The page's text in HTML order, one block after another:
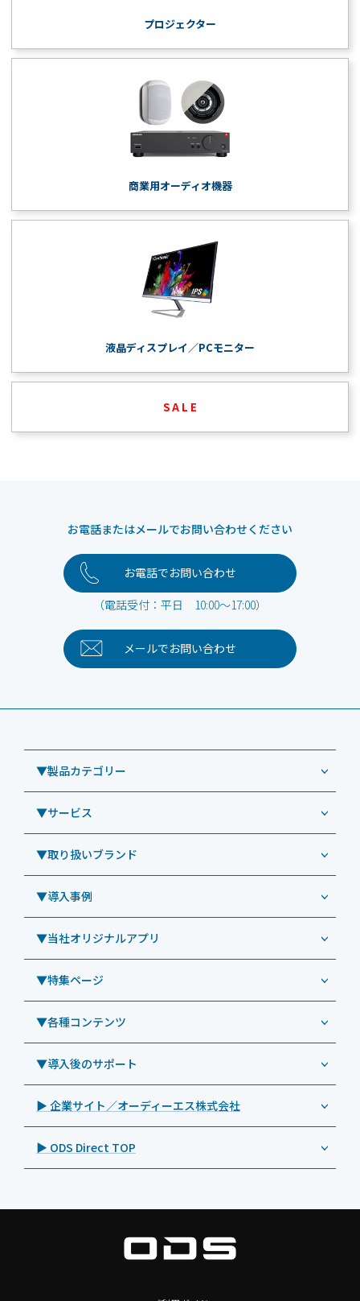
プロジェクター
商業用オーディオ機器
液晶ディスプレイ／PCモニター
S A L E
お電話またはメールでお問い合わせください
お電話でお問い合わせ
（電話受付：平日 10:00～17:00）
メールでお問い合わせ
▼製品カテゴリー
業務用タブレット
Windowsタブレット TW2A-NF9LTA
Windowsタブレット TW2A-N9LTA
Windowsタブレット TW2A-N9LT
Windowsタブレット TW2A-E9LT
Androidタブレット TA2C-NF8
Androidタブレット TA2C-NF8BL
Androidタブレット TA2C-CS8
Androidタブレット TA2C-CS8BL
Androidタブレット TA2C-DR94G
Androidタブレット TA2C-M8AC
Androidタブレット TA2C-M8
デジタルホワイトボード／電子黒板
▼サービス
コールセンター
CRMシステム「カイゼンコール」
リペアサービス
教育機関向けiPad修理パック
社内ヘルプデスク代行サービス
教育機関向けiPad管理運用パック
教育機関向けICT支援ソリューション
教育機関向けネットワーク機器導入保守
キッティング
自治体向けDXソリューションサービス
法人向けiPad修理＆デバイス買取サービス
▼取り扱いブランド
ODS（オーディーエス）
LG（エルジー）
ViewSonic（ビューソニック）
PHILIPS（フィリップス）
DynaScan（ダイナスキャン）
SAMSUNG（サムスン）
Goodview（グッドビュー）
Cloudpoint（クラウドポイント）
BenQ（ベンキュー）
Magconn（マグコン）
BIAMP ／ Apart Audio（バイアンプ）
SpeakerCraft（スピーカークラフト）
▼導入事例
導入事例（業務用タブレット、デジタルサイネージほか）
事例：業務用タブレット端末
事例：業務用サイネージ・プロジェクター
事例：業務用オーディオ・その他AV機器
事例：サービス
▼当社オリジナルアプリ
業務効率化アプリ「NFCオプティマイザー」
サポート支援アプリ「ログ送信アプリ」
MDMアプリ「Tablet Control」
▼特集ページ
業務用タブレット
>特長1：USB Type-Aポート
>特長2：microHDMIポート
>特長3：AC常時給電タイプ
>飲食向けタブレット
>ホテル向けタブレット
>NFCタブレット
▼各種コンテンツ
特集記事
製品カタログ
プレスリリース
製品写真
▼導入後のサポート
オーディーエスPCカスタマーセンター
▶ 企業サイト／オーディーエス株式会社
▶ ODS Direct TOP